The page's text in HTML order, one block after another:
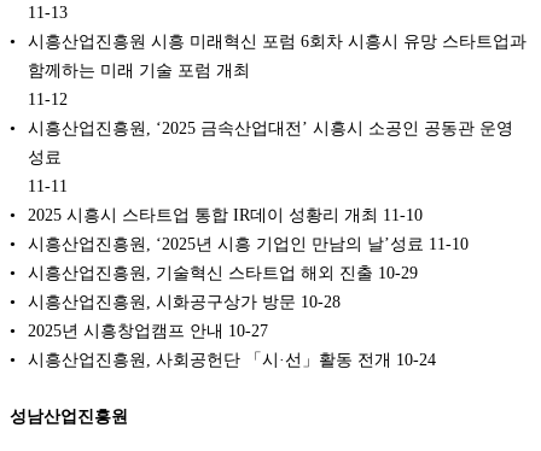
11-13
시흥산업진흥원 시흥 미래혁신 포럼 6회차 시흥시 유망 스타트업과
함께하는 미래 기술 포럼 개최
11-12
시흥산업진흥원, ‘2025 금속산업대전’ 시흥시 소공인 공동관 운영
성료
11-11
2025 시흥시 스타트업 통합 IR데이 성황리 개최 11-10
시흥산업진흥원, ‘2025년 시흥 기업인 만남의 날’성료 11-10
시흥산업진흥원, 기술혁신 스타트업 해외 진출 10-29
시흥산업진흥원, 시화공구상가 방문 10-28
2025년 시흥창업캠프 안내 10-27
시흥산업진흥원, 사회공헌단 「시·선」활동 전개 10-24
성남산업진흥원